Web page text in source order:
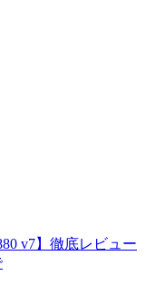
v7】徹底レビュー